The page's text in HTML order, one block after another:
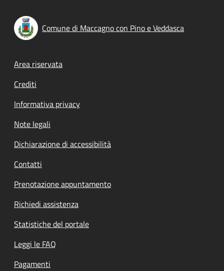
Comune di Maccagno con Pino e Veddasca
Footer menu
Area riservata
Crediti
Informativa privacy
Note legali
Dichiarazione di accessibilità
Contatti
Prenotazione appuntamento
Richiedi assistenza
Statistiche del portale
Leggi le FAQ
Pagamenti